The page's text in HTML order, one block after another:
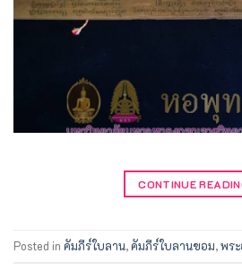
CONTINUE
Posted in คัมภีร์ใบลาน,คัมภีร์ใบลานขอม,พร